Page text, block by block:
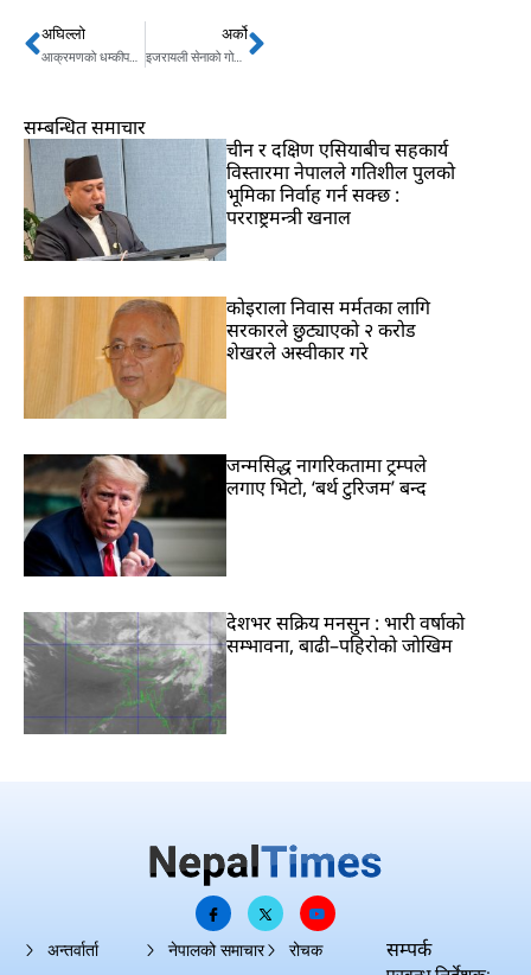
Prev
अघिल्लो
आक्रमणको धम्कीपछि भारतीय यात्रुवाहक विमान टर्कीमा आपत्कालीन अवतरण
अर्को
इजरायली सेनाको गोली लागेर युवतीको मृत्यु, प्रदर्शन गरिरहेको बेला टाउकोमा लाग्यो गोली Next
सम्बन्धित समाचार
चीन र दक्षिण एसियाबीच सहकार्य
विस्तारमा नेपालले गतिशील पुलको
भूमिका निर्वाह गर्न सक्छ :
परराष्ट्रमन्त्री खनाल
कोइराला निवास मर्मतका लागि
सरकारले छुट्याएको २ करोड
शेखरले अस्वीकार गरे
जन्मसिद्ध नागरिकतामा ट्रम्पले
लगाए भिटो, ‘बर्थ टुरिजम’ बन्द
देशभर सक्रिय मनसुन : भारी वर्षाको
सम्भावना, बाढी–पहिरोको जोखिम
अन्तर्वार्ता नेपालको समाचार रोचक सम्पर्क